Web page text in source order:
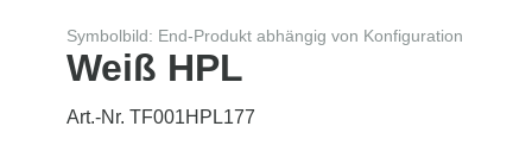
Symbolbild: End-Produkt abhängig von Konfiguration
Weiß HPL
Art.-Nr. TF001HPL177